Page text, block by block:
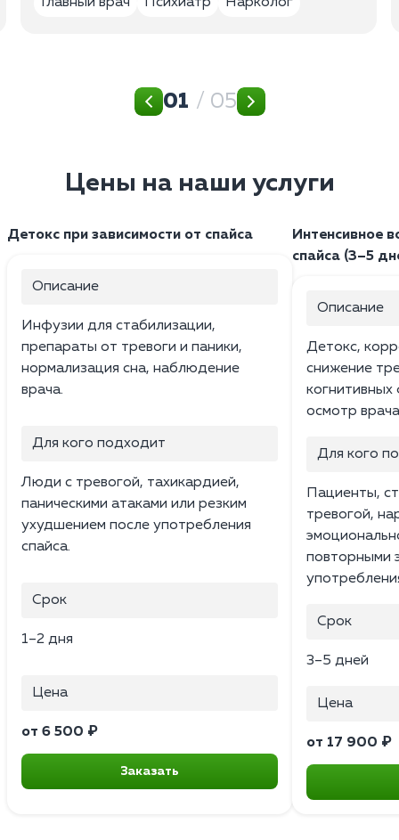
01 / 05
Цены на наши услуги
Детокс при зависимости от спайса
Описание
Инфузии для стабилизации,
препараты от тревоги и паники,
нормализация сна, наблюдение
врача.
Для кого подходит
Люди с тревогой, тахикардией,
паническими атаками или резким
ухудшением после употребления
спайса.
Срок
1–2 дня
Цена
от 6 500 ₽
Заказать
Интенсивное
спайса (3–5
Описание
Детокс,
снижение
осмотр
Для кого
Пациенты,
тревогой,
повторными
Срок
3–5 дней
Цена
от 17 900 ₽